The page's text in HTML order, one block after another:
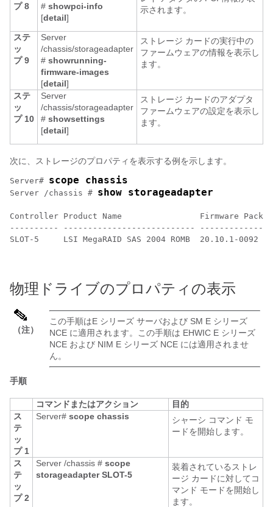
プ 8 # showpci-info
[detail]
示されます。
ステ
ッ
プ 9
Server
/chassis/storageadapter
# showrunning-
firmware-images
[detail]
ストレージ カードの実行中の
ファームウェアの情報を表示し
ます。
ステ
ッ
プ 10
Server
/chassis/storageadapter
# showsettings
[detail]
ストレージ カードのアダプタ
ファームウェアの設定を表示し
ます。
次に、ストレージのプロパティを表示する例を示します。
Server# scope chassis
Server /chassis # show storageadapter
Controller Product Name                Firmware
---------- ---------------------------
SLOT-5     LSI MegaRAID SAS 2004 ROMB
物理ドライブのプロパティの表示
（注）
この手順はE シリーズ サーバおよび SM E シリーズ
NCE に適用されます。この手順は EHWIC E シリーズ
NCE および NIM E シリーズ NCE には適用されませ
ん。
手順
コマンドまたはアクション
目的
ス
テ
ッ
プ 1
Server# scope chassis
シャーシ コマンド モ
ードを開始します。
ス
テ
ッ
プ 2
Server /chassis # scope
storageadapter SLOT-5
装着されているストレ
ージ カードに対してコ
マンド モードを開始し
ます。